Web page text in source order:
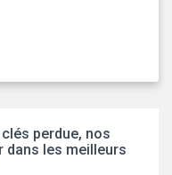
perdue, nos
dans les meilleurs